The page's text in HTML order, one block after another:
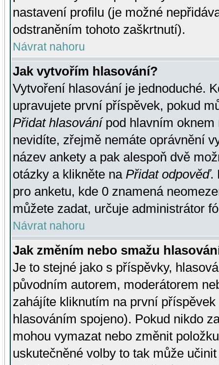
nastavení profilu (je možné
odstraněním tohoto zaškrtnutí).
Návrat nahoru
Jak vytvořím hlasování?
Vytvoření hlasování je jednoduché.
upravujete první příspěvek, pokud
Přidat hlasovánípod hlavním oknem
nevidíte, zřejmě nemáte oprávnění
název ankety a pak alespoň dvě
otázky a klikněte na Přidat odpověď.
pro anketu, kde 0 znamená
můžete zadat, určuje administrátor
Návrat nahoru
Jak změním nebo smažu
Je to stejné jako s příspěvky,
původním autorem, moderátorem
zahájíte kliknutím na první
hlasováním spojeno). Pokud nikdo
mohou vymazat nebo změnit
uskutečněné volby to tak může